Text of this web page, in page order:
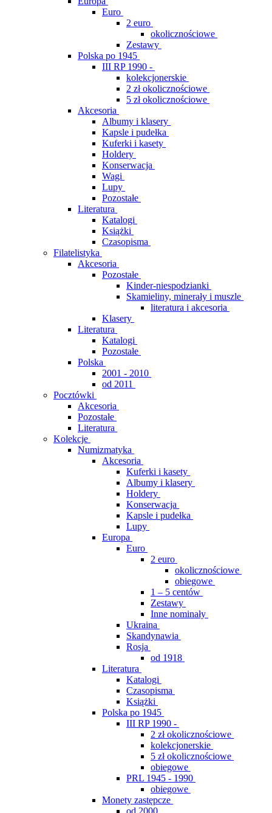
Euro
2 euro
okolicznościowe
Zestawy
Polska po 1945
III RP 1990 -
kolekcjonerskie
2 zł okolicznościowe
5 zł okolicznościowe
Akcesoria
Albumy i klasery
Kapsle i pudełka
Kuferki i kasety
Holdery
Konserwacja
Wagi
Lupy
Pozostałe
Literatura
Katalogi
Książki
Czasopisma
Filatelistyka
Akcesoria
Pozostałe
Kinder-niespodzianki
Skamieliny, minerały i muszle
literatura i akcesoria
Klasery
Literatura
Katalogi
Pozostałe
Polska
2001 - 2010
od 2011
Pocztówki
Akcesoria
Pozostałe
Literatura
Kolekcje
Numizmatyka
Akcesoria
Kuferki i kasety
Albumy i klasery
Holdery
Konserwacja
Kapsle i pudełka
Lupy
Europa
Euro
2 euro
okolicznościowe
obiegowe
1 – 5 centów
Zestawy
Inne nominały
Ukraina
Skandynawia
Rosja
od 1918
Literatura
Katalogi
Czasopisma
Książki
Polska po 1945
III RP 1990 -
2 zł okolicznościowe
kolekcjonerskie
5 zł okolicznościowe
obiegowe
PRL 1945 - 1990
obiegowe
Monety zastępcze
od 2000